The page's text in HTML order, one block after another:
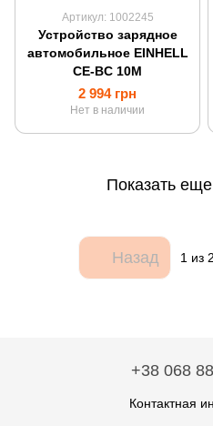
Артикул: 1002245
Устройство зарядное
автомобильное EINHELL
CE-BC 10M
2 994 грн
Нет в наличии
Показать
Назад 1 из 2
+38 068
Контактная